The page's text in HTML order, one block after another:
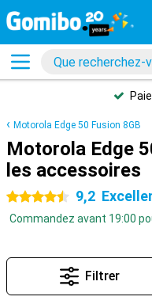
Motorola Edge 50 Fusion 8GB
Motorola Edge
les accessoires
4.5 étoiles 9,2
Commandez avant 19:00
Filtrer